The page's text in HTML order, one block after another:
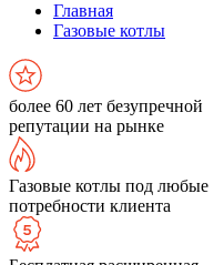
Главная
Газовые котлы
более 60 лет безупречной
репутации на рынке
Газовые котлы под любые
потребности клиента